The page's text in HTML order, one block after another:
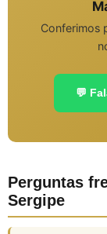
Conferimos
💬
Perguntas
Sergipe